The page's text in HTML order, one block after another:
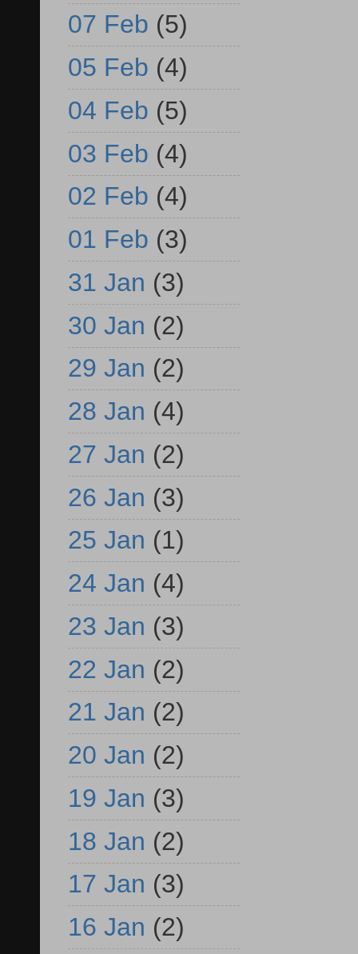
07 Feb (5)
05 Feb (4)
04 Feb (5)
03 Feb (4)
02 Feb (4)
01 Feb (3)
31 Jan (3)
30 Jan (2)
29 Jan (2)
28 Jan (4)
27 Jan (2)
26 Jan (3)
25 Jan (1)
24 Jan (4)
23 Jan (3)
22 Jan (2)
21 Jan (2)
20 Jan (2)
19 Jan (3)
18 Jan (2)
17 Jan (3)
16 Jan (2)